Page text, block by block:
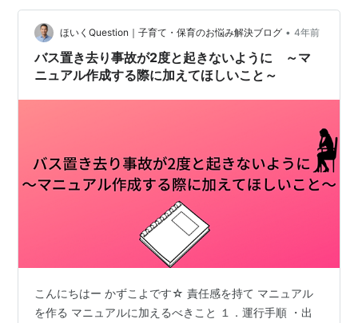
ありました。 記憶をたどれば、その送迎バスも子供があ
ふれていました。今ほど少子化の世の中ではなかったで
すからね。 当時はそんな事件は起きなかったのか？ とい
う疑問に答える報道も、今のと…
ほいくQuestion｜子育て・保育のお悩み解決ブログ • 4年前
バス置き去り事故が2度と起きないように ～マ
ニュアル作成する際に加えてほしいこと～
こんにちはー かずこよです☆ 責任感を持て マニュアル
を作る マニュアルに加えるべきこと １．運行手順 ・出